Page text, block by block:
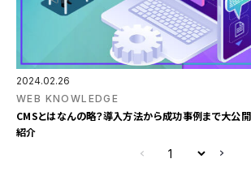
2024.02.26
WEB KNOWLEDGE
CMSとはなんの略？導入方法から成功事例まで大公
紹介